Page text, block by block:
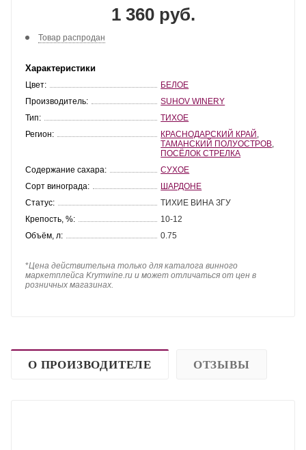
1 360 руб.
Товар распродан
Характеристики
Цвет:
БЕЛОЕ
Производитель:
SUHOV WINERY
Тип:
ТИХОЕ
Регион:
КРАСНОДАРСКИЙ КРАЙ
ТАМАНСКИЙ ПОЛУОСТРОВ
ПОСЁЛОК СТРЕЛКА
Содержание сахара:
СУХОЕ
Сорт винограда:
ШАРДОНЕ
Статус:
ТИХИЕ ВИНА ЗГУ
Крепость, %:
10-12
Объём, л:
0.75
*Цена действительна только для каталога винного
маркетплейса Krymwine.ru и может отличаться от цен в
розничных магазинах.
О ПРОИЗВОДИТЕЛЕ ОТЗЫВЫ